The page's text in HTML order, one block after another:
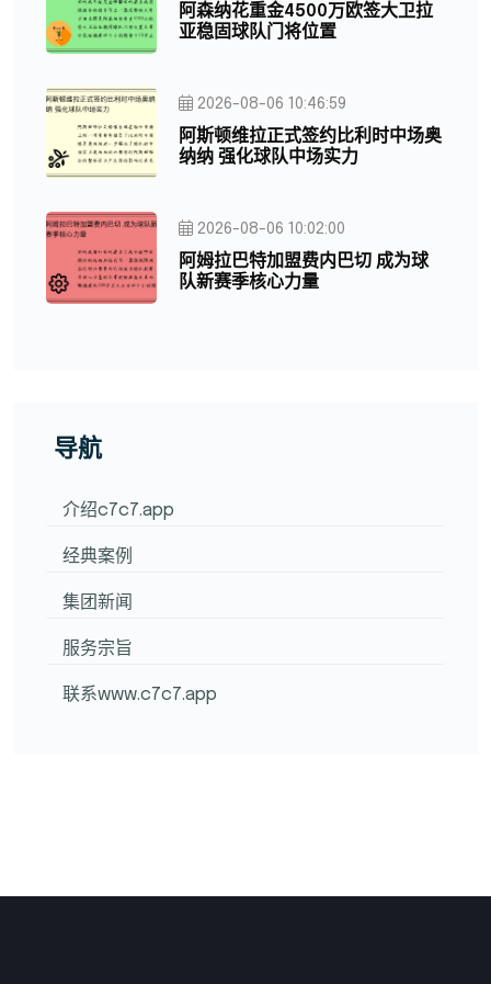
阿森纳花重金4500万欧签大卫拉
亚稳固球队门将位置
2026-08-06 10:46:59
阿斯顿维拉正式签约比利时中场奥
纳纳 强化球队中场实力
2026-08-06 10:02:00
阿姆拉巴特加盟费内巴切 成为球
队新赛季核心力量
导航
介绍c7c7.app
经典案例
集团新闻
服务宗旨
联系www.c7c7.app